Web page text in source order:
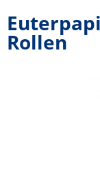
Rollen